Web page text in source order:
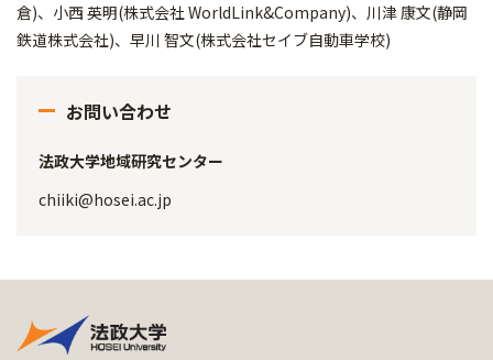
倉)、小西 英明(株式会社 WorldLink&Company)、川津 康文(静岡
鉄道株式会社)、早川 智文(株式会社セイブ自動車学校)
お問い合わせ
法政大学地域研究センター
chiiki@hosei.ac.jp